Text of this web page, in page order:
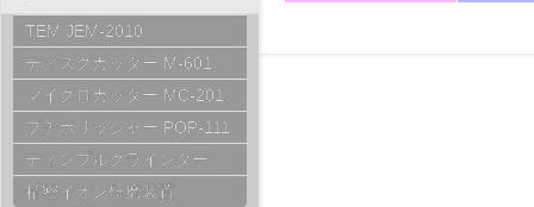
TEM JEM-2010
ディスクカッター M-601
マイクロカッター MC-201
プチポリッシャー POP-111
ディンプルグラインダー
精密イオン研磨装置